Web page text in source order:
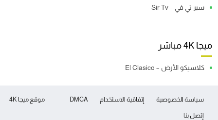
سير تي في – Sir Tv
ميجا 4K مباشر
كلاسيكو الأرض – El Clasico
موقع ميجا 4K سياسة الخصوصية إتفاقية الاستخدام DMCA
إتصل بنا